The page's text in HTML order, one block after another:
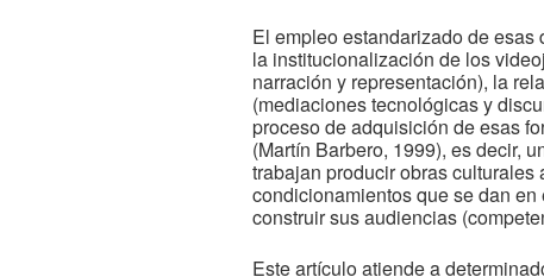
El empleo estandarizado de
la institucionalización de los
narración y representación), la
(mediaciones tecnológicas y
proceso de adquisición de esas
(Martín Barbero, 1999), es decir,
trabajan producir obras
condicionamientos que se dan
construir sus audiencias
Este artículo atiende a